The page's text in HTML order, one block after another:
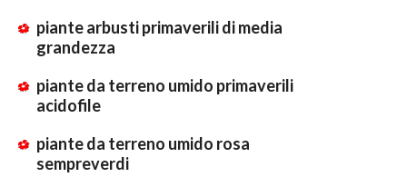
piante arbusti primaverili di media
grandezza
piante da terreno umido primaverili
acidofile
piante da terreno umido rosa
sempreverdi